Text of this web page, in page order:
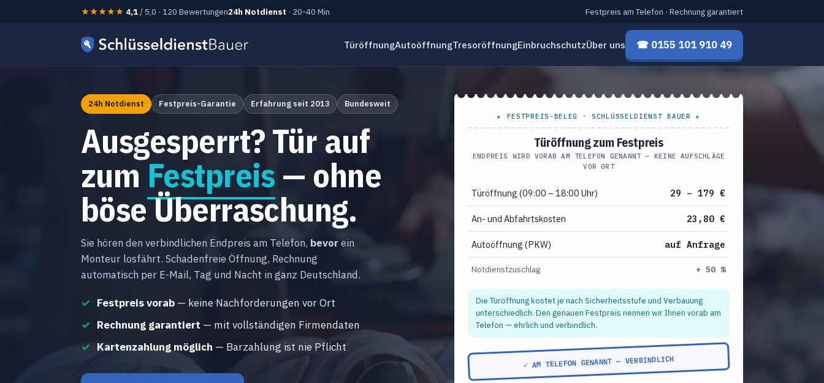
★★★★★ 4,1 / 5,0 · 120 Bewertungen24h Notdienst · 20-40 Min Festpreis am Telefon · Rechnung garantiert
TüröffnungAutoöffnungTresoröffnungEinbruchschutzÜber uns ☎ 0155 101 910 49
24h Notdienst Festpreis-Garantie Erfahrung seit 2013 Bundesweit
Ausgesperrt? Tür auf
zumFestpreis— ohne
böse Überraschung.
Sie hören den verbindlichen Endpreis am Telefon, bevorein
Monteur losfährt. Schadenfreie Öffnung, Rechnung
automatisch per E-Mail, Tag und Nacht in ganz Deutschland.
Festpreis vorab — keine Nachforderungen vor Ort
Rechnung garantiert — mit vollständigen Firmendaten
Kartenzahlung möglich — Barzahlung ist nie Pflicht
★ FESTPREIS-BELEG · SCHLÜSSELDIENST BAUER ★
Türöffnung zum Festpreis
ENDPREIS WIRD VORAB AM TELEFON GENANNT — KEINE AUFSCHLÄGE
VOR ORT
Türöffnung (09:00 – 18:00 Uhr) 29 – 179 €
An- und Abfahrtskosten 23,80 €
Autoöffnung (PKW) auf Anfrage
Notdienstzuschlag + 50 %
Die Türöffnung kostet je nach Sicherheitsstufe und Verbauung
unterschiedlich. Den genauen Festpreis nennen wir Ihnen vorab am
Telefon — ehrlich und verbindlich.
✓ AM TELEFON GENANNT — VERBINDLICH